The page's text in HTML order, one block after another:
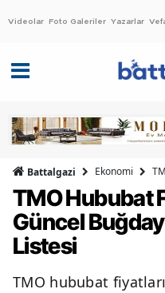
Videolar Foto Galeriler Yazarlar
Battalgazi Ekonomi
TMO Hububat
Güncel
Listesi
TMO hububat